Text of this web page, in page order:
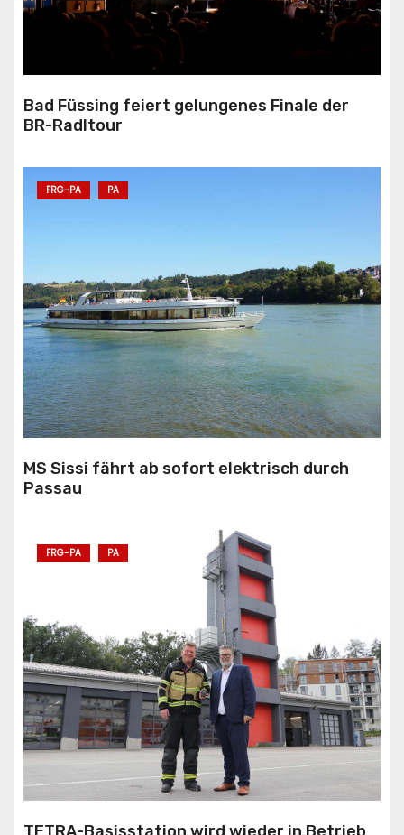
Bad Füssing feiert gelungenes Finale der
BR-Radltour
FRG-PA PA
MS Sissi fährt ab sofort elektrisch durch
Passau
FRG-PA PA